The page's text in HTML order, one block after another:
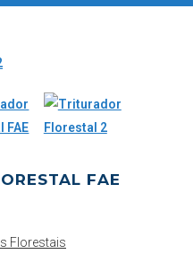
FAE
Florestais